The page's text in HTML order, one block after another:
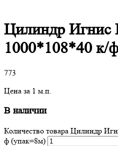
Цилиндр Игнис
1000*108*40 к/
773
Цена за 1 м.п.
В наличии
Количество товара Цилиндр
ф (упак=8м)